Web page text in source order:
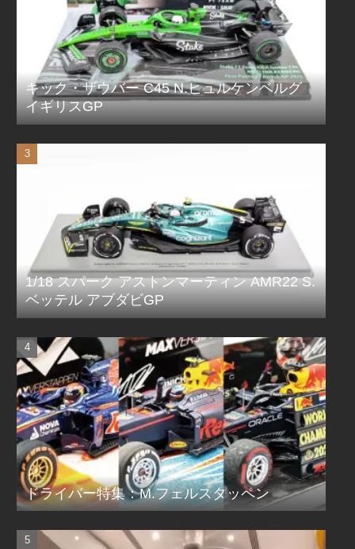
キック・ザウバー C45 N.ヒュルケンベルグ
イギリスGP
1/18 スパーク アストンマーティン AMR22 S.
ベッテル アブダビGP
ドライバー特集：M.フェルスタッペン